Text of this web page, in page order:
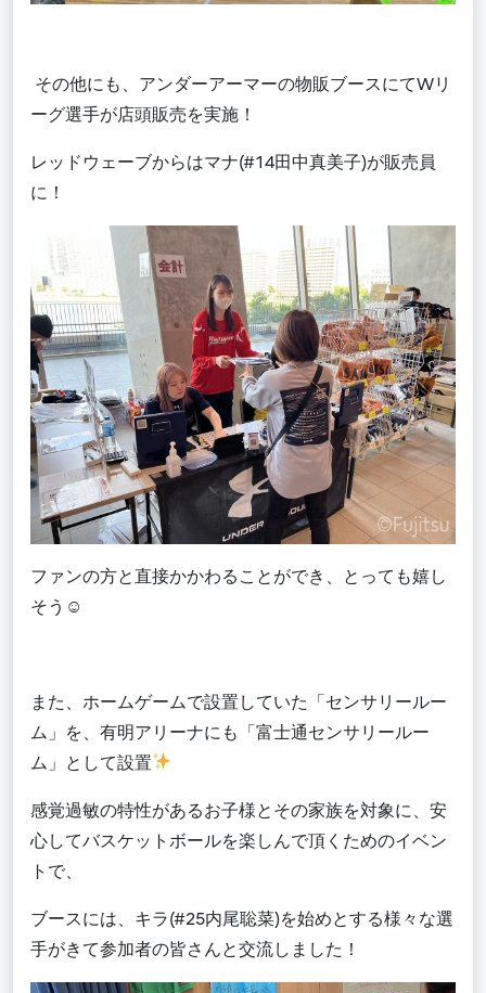
その他にも、 アンダーアーマーの物販ブースにてWリ
ーグ選手が店頭販売を実施！
レッドウェーブからはマナ(#14田中真美子)が販売員
に！
ファンの方と直接かかわることができ、とっても嬉し
そう ☺
また
、ホームゲームで設置していた「センサリールー
ム」を、 有明アリーナにも
「富士通センサリールー
ム」
として設置
感覚過敏の特性があるお子様とその家族を対象に、安
心してバスケットボールを楽しんで頂くためのイベン
ト で
ブースには、 キラ(#25内尾聡菜)を始めとする様々な選
手がきて参加者の皆さんと交流しました！